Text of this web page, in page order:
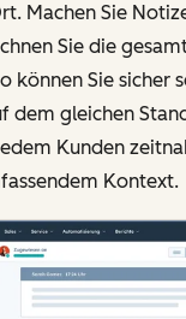
Machen Sie
Sie die
können Sie sicher
dem gleichen
Kunden
Kontext.